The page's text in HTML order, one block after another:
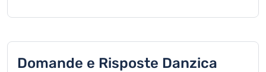
Domande e Risposte Danzica